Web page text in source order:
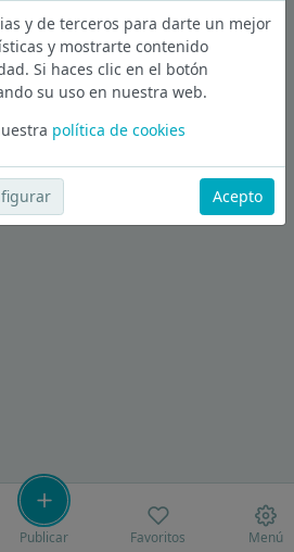
Publicar Favoritos Menú
y de terceros para darte un mejor
y mostrarte contenido
Si haces clic en el botón
su uso en nuestra web.
política de cookies
Acepto